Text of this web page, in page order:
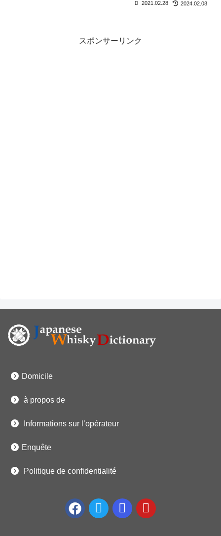
2021.02.28 2024.02.08
スポンサーリンク
Domicile
à propos de
Informations sur l’opérateur
Enquête
Politique de confidentialité